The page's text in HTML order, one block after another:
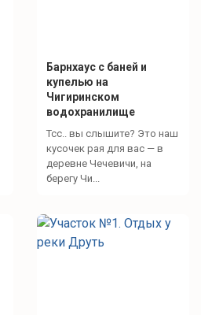
Барнхаус с баней и
купелью на
Чигиринском
водохранилище
Тсс.. вы слышите? Это наш
кусочек рая для вас — в
деревне Чечевичи, на
берегу Чи...